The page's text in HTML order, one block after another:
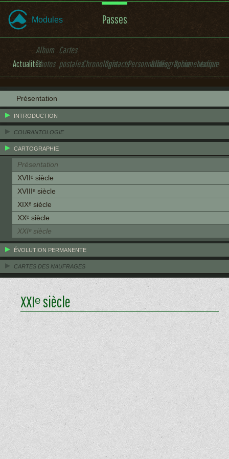
Modules Passes
Actualités
Album
Photos
Cartes
postalesChronologieContactsPersonnalitésBibliographieDocumentation
Lexique
Présentation
INTRODUCTION
COURANTOLOGIE
CARTOGRAPHIE
Présentation
XVIIᵉ siècle
XVIIIᵉ siècle
XIXᵉ siècle
XXᵉ siècle
XXIᵉ siècle
ÉVOLUTION PERMANENTE
CARTES DES NAUFRAGES
XXIᵉ siècle